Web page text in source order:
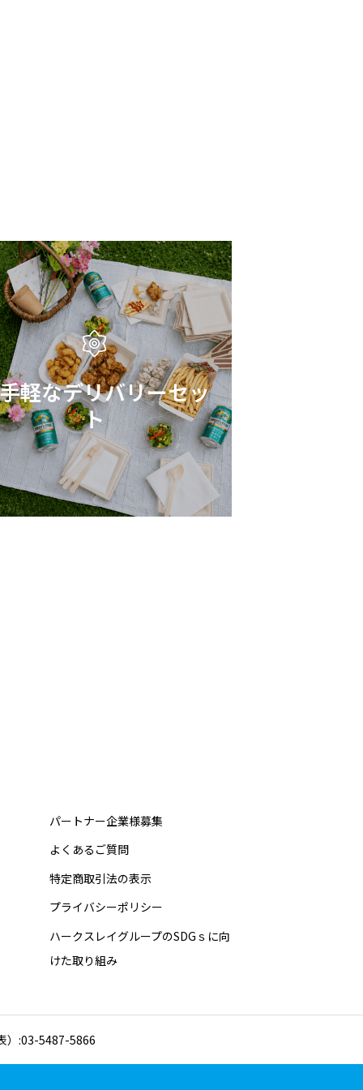
軽なデリバリーセッ
ト
パートナー企業様募集
よくあるご質問
特定商取引法の表示
プライバシーポリシー
ハークスレイグループのSDGｓに向
けた取り組み
）:03-5487-5866